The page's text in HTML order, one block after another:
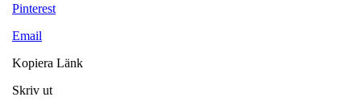
Pinterest
Email
Kopiera Länk
Skriv ut